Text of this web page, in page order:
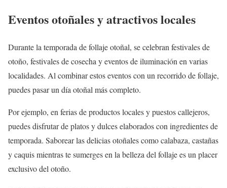
Eventos otoñales y atractivos locales
Durante la temporada de follaje otoñal, se celebran festivales de
otoño, festivales de cosecha y eventos de iluminación en varias
localidades. Al combinar estos eventos con un recorrido de follaje,
puedes pasar un día otoñal más completo.
Por ejemplo, en ferias de productos locales y puestos callejeros,
puedes disfrutar de platos y dulces elaborados con ingredientes de
temporada. Saborear las delicias otoñales como calabaza, castañas
y caquis mientras te sumerges en la belleza del follaje es un placer
exclusivo del otoño.